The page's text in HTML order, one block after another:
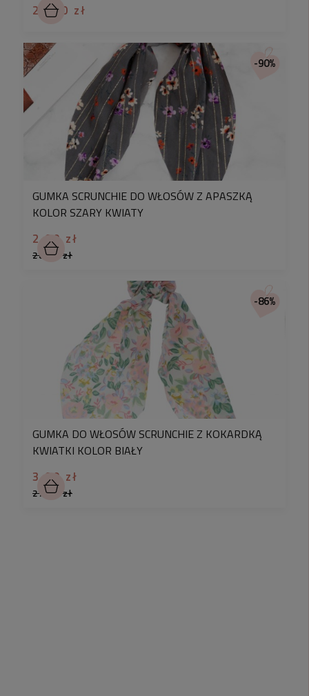
25,90 zł
GUMKA SCRUNCHIE DO WŁOSÓW Z APASZKĄ
KOLOR SZARY KWIATY
2,90 zł
28,90 zł
-90%
GUMKA DO WŁOSÓW SCRUNCHIE Z KOKARDKĄ
KWIATKI KOLOR BIAŁY
3,90 zł
27,90 zł
-86%